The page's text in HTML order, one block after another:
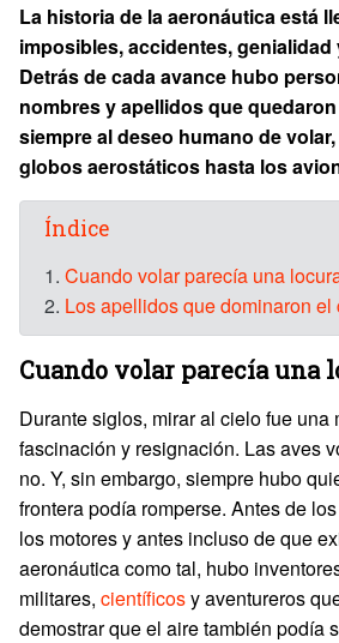
La historia de la aeronáutica está
imposibles, accidentes,
Detrás de cada avance hubo
nombres y apellidos que
siempre al deseo humano de
globos aerostáticos hasta los
Índice
1. Cuando volar parecía una
2. Los apellidos que dominaron el
Cuando volar parecía una
Durante siglos, mirar al cielo fue una
fascinación y resignación. Las aves
no. Y, sin embargo, siempre hubo
frontera podía romperse. Antes de
los motores y antes incluso de que
aeronáutica como tal, hubo
militares, científicosy aventureros
demostrar que el aire también podía